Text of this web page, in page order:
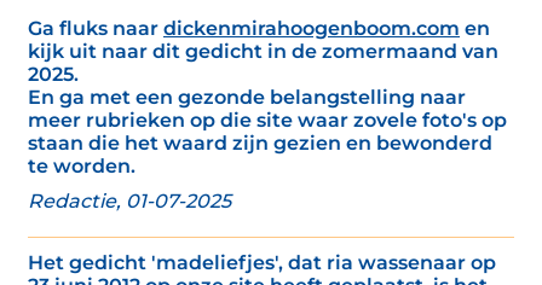
Ga fluks naar dickenmirahoogenboom.com en
kijk uit naar dit gedicht in de zomermaand van
2025.
En ga met een gezonde belangstelling naar
meer rubrieken op die site waar zovele foto's op
staan die het waard zijn gezien en bewonderd
te worden.
Redactie, 01-07-2025
Het gedicht 'madeliefjes', dat ria wassenaar op